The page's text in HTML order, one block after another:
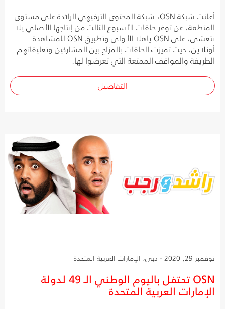
أعلنت شبكة OSN، شبكة المحتوى الترفيهي الرائدة على مستوى
المنطقة، عن توفر حلقات الأسبوع الثالث من إنتاجها الأصلي يلا
نتعشى، على OSN ياهلا الأولى وتطبيق OSN للمشاهدة
أونلاين، حيث تميزت الحلقات بالمزاح بين المشاركين وتعليقاتهم
الظريفة والمواقف الممتعة التي تعرضوا لها.
التفاصيل
نوفمبر 29, 2020 - دبي، الإمارات العربية المتحدة
OSN تحتفل باليوم الوطني الـ 49 لدولة
الإمارات العربية المتحدة